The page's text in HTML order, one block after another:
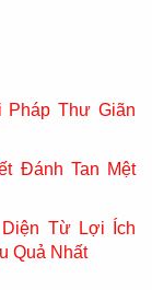
Pháp Thư Giãn
Đánh Tan Mệt
Diện Từ Lợi Ích
Quả Nhất